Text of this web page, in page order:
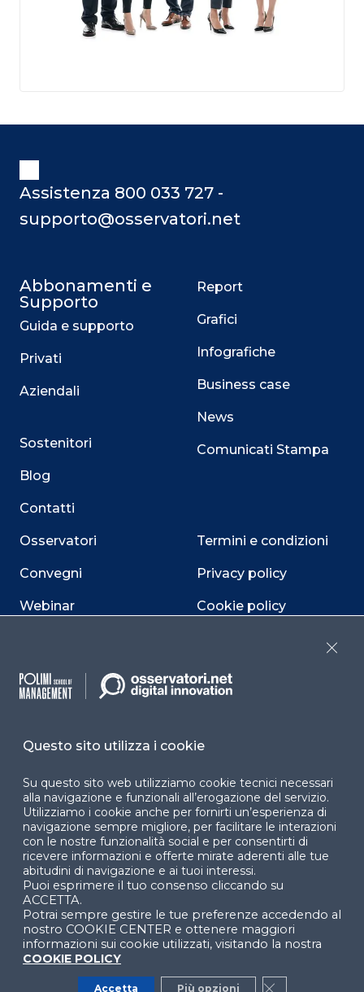
Assistenza 800 033 727 -
supporto@osservatori.net
Abbonamenti e
Supporto
Guida e supporto
Privati
Aziendali
Sostenitori
Blog
Contatti
Osservatori
Convegni
Webinar
Report
Grafici
Infografiche
Business case
News
Comunicati Stampa
Termini e condizioni
Privacy policy
Cookie policy
Dichiarazione di
accessibilità
Facebook LinkedIn
YouTube X
Questo sito utilizza i cookie
Su questo sito web utilizziamo cookie tecnici necessari
alla navigazione e funzionali all’erogazione del servizio.
Utilizziamo i cookie anche per fornirti un’esperienza di
navigazione sempre migliore, per facilitare le interazioni
con le nostre funzionalità social e per consentirti di
ricevere informazioni e offerte mirate aderenti alle tue
abitudini di navigazione e ai tuoi interessi.
Puoi esprimere il tuo consenso cliccando su
ACCETTA.
Potrai sempre gestire le tue preferenze accedendo al
nostro COOKIE CENTER e ottenere maggiori
informazioni sui cookie utilizzati, visitando la nostra
COOKIE POLICY
Accetta Più opzioni